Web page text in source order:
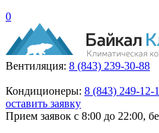
0
Вентиляция: 8 (843) 239-30-88
Кондиционеры: 8 (843) 249-12-
оставить заявку
Прием заявок с 8:00 до 22:00,